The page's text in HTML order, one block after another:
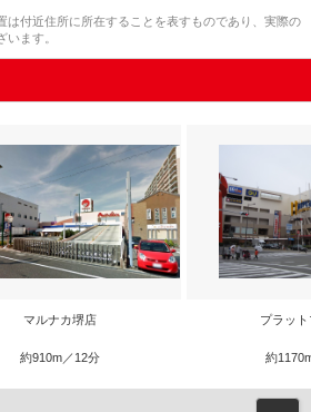
付近住所に所在することを表すものであり、実際の
ます。
マルナカ堺店
約910m／12分
プラッ
約